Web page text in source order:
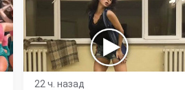
22 ч. назад